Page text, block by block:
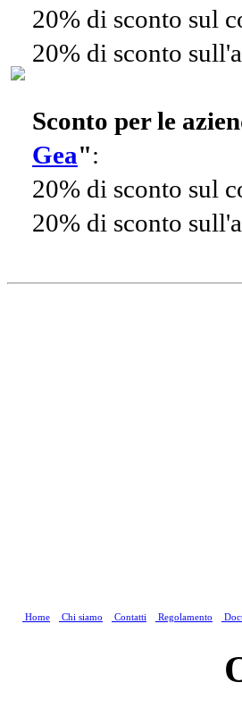
20% di sconto sul
20% di sconto
Sconto per le
Gea":
20% di sconto sul
20% di sconto
Home Chi siamo Contatti Regolamento